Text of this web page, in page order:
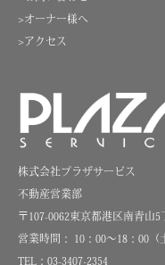
>オーナー様へ
>アクセス
株式会社プラザサービス
不動産営業部
〒107-0062東京都港区南青山
営業時間： 10：00～18：00（
TEL：03-3407-2354